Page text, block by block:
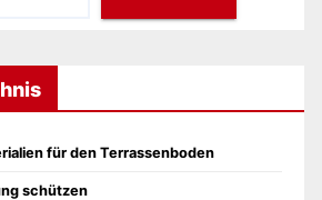
für den Terrassenboden
schützen